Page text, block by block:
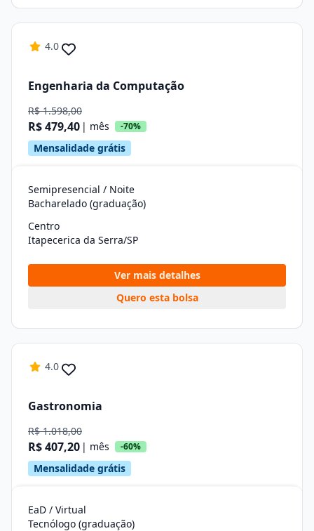
4.0
Engenharia da Computação
R$ 1.598,00
R$ 479,40 | mês -70%
Mensalidade grátis
Semipresencial / Noite
Bacharelado (graduação)
Centro
Itapecerica da Serra/SP
Ver mais detalhes
Quero esta bolsa
4.0
Gastronomia
R$ 1.018,00
R$ 407,20 | mês -60%
Mensalidade grátis
EaD / Virtual
Tecnólogo (graduação)